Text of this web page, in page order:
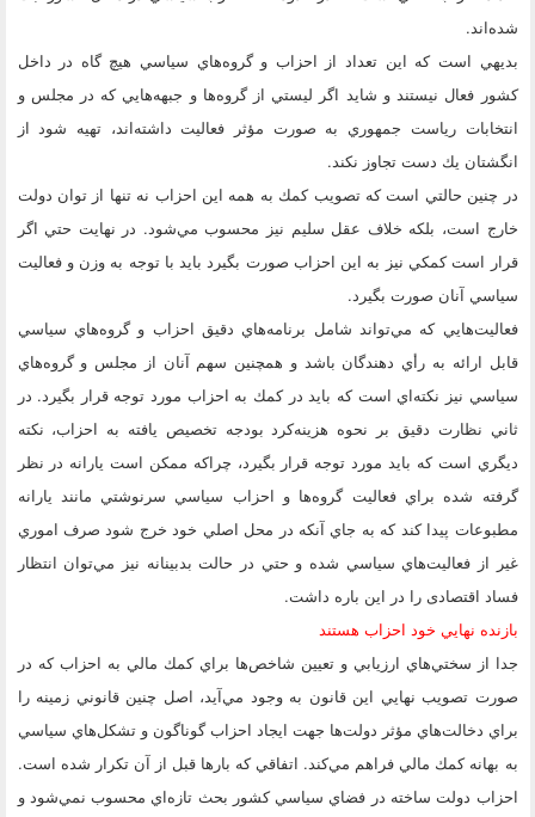
شده‌اند.
بديهي است كه اين تعداد از احزاب و گروه‌هاي سياسي هيچ گاه در داخل
كشور فعال نيستند و شايد اگر ليستي از گروه‌ها و جبهه‌هايي كه در مجلس و
انتخابات رياست جمهوري به صورت مؤثر فعاليت داشته‌اند، تهيه شود از
انگشتان يك دست تجاوز نكند.
در چنين حالتي است كه تصويب كمك به همه اين احزاب نه تنها از توان دولت
خارج است، بلكه خلاف عقل سليم نيز محسوب مي‌شود. در نهايت حتي اگر
قرار است كمكي نيز به اين احزاب صورت بگيرد بايد با توجه به وزن و فعاليت
سياسي آنان صورت بگيرد.
فعاليت‌هايي كه مي‌تواند شامل برنامه‌هاي دقيق احزاب و گروه‌هاي سياسي
قابل ارائه به رأي دهندگان باشد و همچنين سهم آنان از مجلس و گروه‌هاي
سياسي نيز نكته‌اي است كه بايد در كمك به احزاب مورد توجه قرار بگيرد. در
ثاني نظارت دقيق بر نحوه هزينه‌كرد بودجه تخصيص يافته به احزاب، نكته
ديگري است كه بايد مورد توجه قرار بگيرد، چراكه ممكن است يارانه در نظر
گرفته شده براي فعاليت گروه‌ها و احزاب سياسي سرنوشتي مانند يارانه
مطبوعات پيدا كند كه به جاي آنكه در محل اصلي خود خرج شود صرف اموري
غير از فعاليت‌هاي سياسي شده و حتي در حالت بدبينانه نيز مي‌توان انتظار
فساد اقتصادی را در اين باره داشت.
بازنده نهايي خود احزاب هستند
جدا از سختي‌هاي ارزيابي و تعيين شاخص‌ها براي كمك مالي به احزاب كه در
صورت تصويب نهايي اين قانون به وجود مي‌آيد، اصل چنين قانوني زمينه را
براي دخالت‌هاي مؤثر دولت‌ها جهت ايجاد احزاب گوناگون و تشكل‌هاي سياسي
به بهانه كمك مالي فراهم مي‌كند. اتفاقي كه بارها قبل از آن تكرار شده است.
احزاب دولت ساخته در فضاي سياسي كشور بحث تازه‌اي محسوب نمي‌شود و